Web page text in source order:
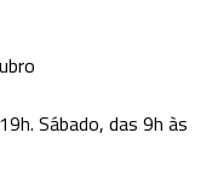
Sábado, das 9h às